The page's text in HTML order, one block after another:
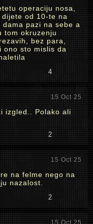
operaciju nosa,
od 10-te na
pazi na sebe a
tom okruzenju
bez para,
ono sto mislis da
4
15 Oct 25
izgled.. Polako ali
2
15 Oct 25
na felme nego na
nazalost.
2
15 Oct 25